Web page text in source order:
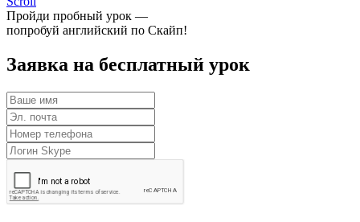
Пройди пробный урок —
попробуй английский по Скайп!
Заявка на бесплатный урок